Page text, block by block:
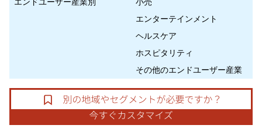
エンターテインメント
ヘルスケア
ホスピタリティ
その他のエンドユーザー産業